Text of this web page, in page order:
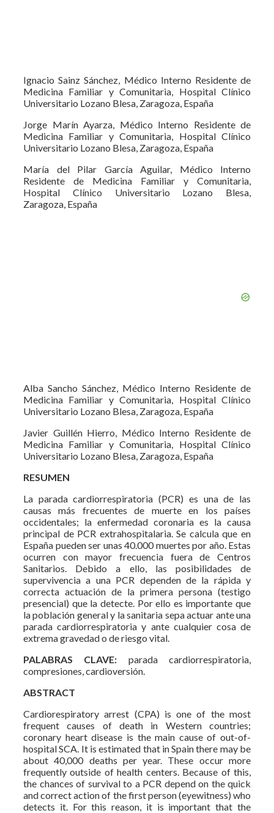
Ignacio Sainz Sánchez, Médico Interno Residente de
Medicina Familiar y Comunitaria, Hospital Clínico
Universitario Lozano Blesa, Zaragoza, España
Jorge Marín Ayarza, Médico Interno Residente de
Medicina Familiar y Comunitaria, Hospital Clínico
Universitario Lozano Blesa, Zaragoza, España
María del Pilar García Aguilar, Médico Interno
Residente de Medicina Familiar y Comunitaria,
Hospital Clínico Universitario Lozano Blesa,
Zaragoza, España
Alba Sancho Sánchez, Médico Interno Residente de
Medicina Familiar y Comunitaria, Hospital Clínico
Universitario Lozano Blesa, Zaragoza, España
Javier Guillén Hierro, Médico Interno Residente de
Medicina Familiar y Comunitaria, Hospital Clínico
Universitario Lozano Blesa, Zaragoza, España
RESUMEN
La parada cardiorrespiratoria (PCR) es una de las
causas más frecuentes de muerte en los países
occidentales; la enfermedad coronaria es la causa
principal de PCR extrahospitalaria. Se calcula que en
España pueden ser unas 40.000 muertes por año. Estas
ocurren con mayor frecuencia fuera de Centros
Sanitarios. Debido a ello, las posibilidades de
supervivencia a una PCR dependen de la rápida y
correcta actuación de la primera persona (testigo
presencial) que la detecte. Por ello es importante que
la población general y la sanitaria sepa actuar ante una
parada cardiorrespiratoria y ante cualquier cosa de
extrema gravedad o de riesgo vital.
PALABRAS CLAVE: parada cardiorrespiratoria,
compresiones, cardioversión.
ABSTRACT
Cardiorespiratory arrest (CPA) is one of the most
frequent causes of death in Western countries;
coronary heart disease is the main cause of out-of-
hospital SCA. It is estimated that in Spain there may be
about 40,000 deaths per year. These occur more
frequently outside of health centers. Because of this,
the chances of survival to a PCR depend on the quick
and correct action of the first person (eyewitness) who
detects it. For this reason, it is important that the